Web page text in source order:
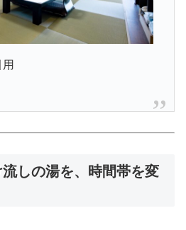
しの湯を、時間帯を変